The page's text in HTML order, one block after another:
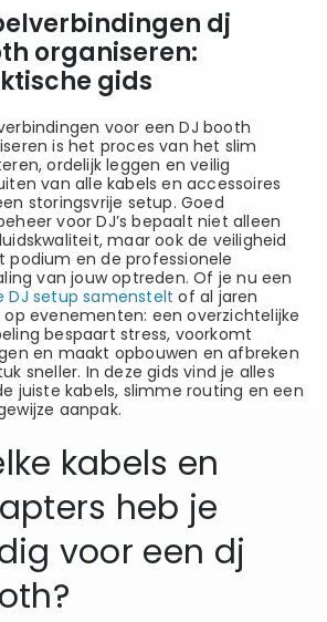
dj
organiseren:
gids
voor een DJ booth
is het proces van het slim
ordelijk leggen en veilig
van alle kabels en accessoires
storingsvrije setup. Goed
voor DJ’s bepaalt niet alleen
maar ook de veiligheid
podium en de professionele
van jouw optreden. Of je nu een
DJ setup samenstelt of al jaren
evenementen: een overzichtelijke
bespaart stress, voorkomt
en maakt opbouwen en afbreken
sneller. In deze gids vind je alles
juiste kabels, slimme routing en een
aanpak.
kabels en
heb je
voor een dj